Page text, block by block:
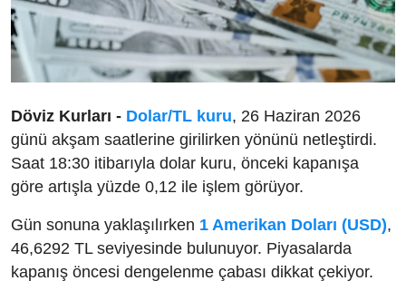
Döviz Kurları - Dolar/TL kuru, 26 Haziran 2026
günü akşam saatlerine girilirken yönünü netleştirdi.
Saat 18:30 itibarıyla dolar kuru, önceki kapanışa
göre artışla yüzde 0,12 ile işlem görüyor.
Gün sonuna yaklaşılırken 1 Amerikan Doları (USD),
46,6292 TL seviyesinde bulunuyor. Piyasalarda
kapanış öncesi dengelenme çabası dikkat çekiyor.